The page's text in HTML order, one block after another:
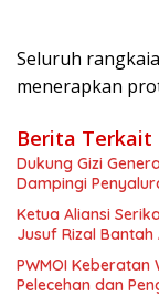
Seluruh
menerapkan
Berita Terkait
Dukung Gizi
Dampingi
Ketua Aliansi
Jusuf Rizal
PWMOI
Pelecehan dan